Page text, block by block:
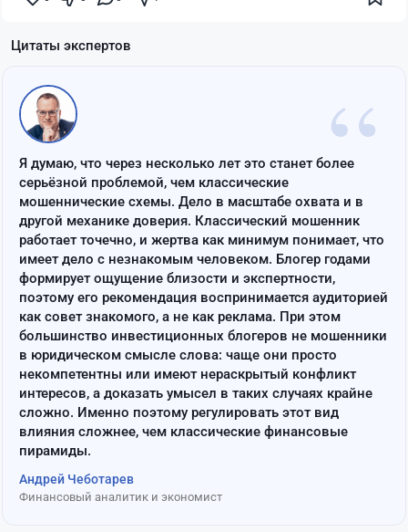
Цитаты экспертов
“
Я думаю, что через несколько лет это станет более
серьёзной проблемой, чем классические
мошеннические схемы. Дело в масштабе охвата и в
другой механике доверия. Классический мошенник
работает точечно, и жертва как минимум понимает, что
имеет дело с незнакомым человеком. Блогер годами
формирует ощущение близости и экспертности,
поэтому его рекомендация воспринимается аудиторией
как совет знакомого, а не как реклама. При этом
большинство инвестиционных блогеров не мошенники
в юридическом смысле слова: чаще они просто
некомпетентны или имеют нераскрытый конфликт
интересов, а доказать умысел в таких случаях крайне
сложно. Именно поэтому регулировать этот вид
влияния сложнее, чем классические финансовые
пирамиды.
Андрей Чеботарев
Финансовый аналитик и экономист